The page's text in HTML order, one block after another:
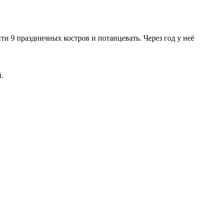
9 праздничных костров и потанцевать. Через год у неё